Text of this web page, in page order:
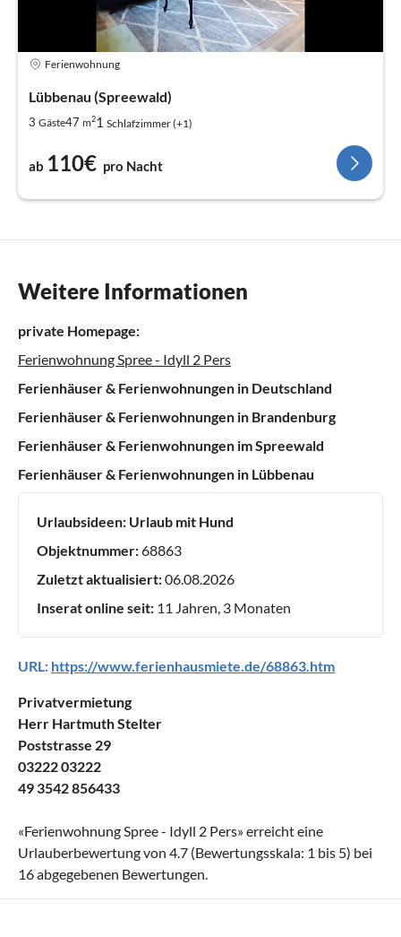
Ferienwohnung
Lübbenau (Spreewald)
3 Gäste47 m21 Schlafzimmer (+1)
ab 110€ pro Nacht
Weitere Informationen
private Homepage:
Ferienwohnung Spree - Idyll 2 Pers
Ferienhäuser & Ferienwohnungen in Deutschland
Ferienhäuser & Ferienwohnungen in Brandenburg
Ferienhäuser & Ferienwohnungen im Spreewald
Ferienhäuser & Ferienwohnungen in Lübbenau
Urlaubsideen: Urlaub mit Hund
Objektnummer:68863
Zuletzt aktualisiert:06.08.2026
Inserat online seit: 11 Jahren, 3 Monaten
URL: https://www.ferienhausmiete.de/68863.htm
Privatvermietung
Herr Hartmuth Stelter
Poststrasse 29
03222 03222
49 3542 856433
«Ferienwohnung Spree - Idyll 2 Pers» erreicht eine
Urlauberbewertung von 4.7 (Bewertungsskala: 1 bis 5) bei
16abgegebenen Bewertungen.